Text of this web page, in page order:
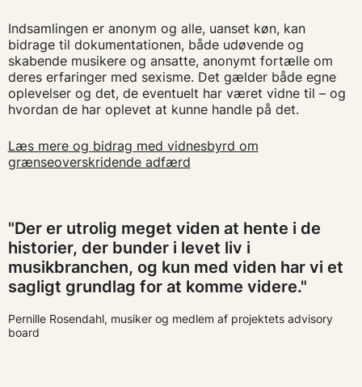
Indsamlingen er anonym og alle, uanset køn, kan
bidrage til dokumentationen, både udøvende og
skabende musikere og ansatte, anonymt fortælle om
deres erfaringer med sexisme. Det gælder både egne
oplevelser og det, de eventuelt har været vidne til – og
hvordan de har oplevet at kunne handle på det.
Læs mere og bidrag med vidnesbyrd om
grænseoverskridende adfærd
"Der er utrolig meget viden at hente i de
historier, der bunder i levet liv i
musikbranchen, og kun med viden har vi et
sagligt grundlag for at komme videre."
Pernille Rosendahl, musiker og medlem af projektets advisory
board